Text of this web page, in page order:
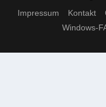
Impressum Kontakt
Windows-